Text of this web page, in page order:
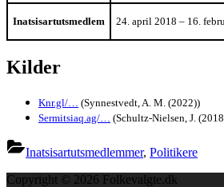
Inatsisartutsmedlem 24. april 2018 – 16.
Kilder
Knr.gl/… (Synnestvedt, A. M. (2022))
Sermitsiaq.ag/… (Schultz-Nielsen, J.
Inatsisartutsmedlemmer, Politikere
Copyright © 2026 Folkevalgte.dk